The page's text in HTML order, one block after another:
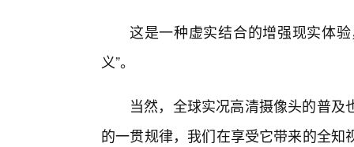
这是一种虚实结合的增强现实体
义”。
当然，全球实况高清摄像头的普
的一贯规律，我们在享受它带来的全